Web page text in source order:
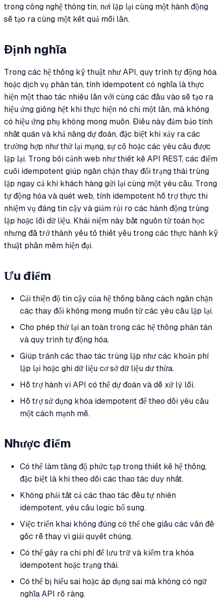
trong công nghệ thông tin, nơi lặp lại cùng một hành động
sẽ tạo ra cùng một kết quả mỗi lần.
Định nghĩa
Trong các hệ thống kỹ thuật như API, quy trình tự động hóa
hoặc dịch vụ phân tán, tính idempotent có nghĩa là thực
hiện một thao tác nhiều lần với cùng các đầu vào sẽ tạo ra
hiệu ứng giống hệt khi thực hiện nó chỉ một lần, mà không
có hiệu ứng phụ không mong muốn. Điều này đảm bảo tính
nhất quán và khả năng dự đoán, đặc biệt khi xảy ra các
trường hợp như thử lại mạng, sự cố hoặc các yêu cầu được
lặp lại. Trong bối cảnh web như thiết kế API REST, các điểm
cuối idempotent giúp ngăn chặn thay đổi trạng thái trùng
lặp ngay cả khi khách hàng gửi lại cùng một yêu cầu. Trong
tự động hóa và quét web, tính idempotent hỗ trợ thực thi
nhiệm vụ đáng tin cậy và giảm rủi ro các hành động trùng
lặp hoặc lỗi dữ liệu. Khái niệm này bắt nguồn từ toán học
nhưng đã trở thành yếu tố thiết yếu trong các thực hành kỹ
thuật phần mềm hiện đại.
Ưu điểm
Cải thiện độ tin cậy của hệ thống bằng cách ngăn chặn
các thay đổi không mong muốn từ các yêu cầu lặp lại.
Cho phép thử lại an toàn trong các hệ thống phân tán
và quy trình tự động hóa.
Giúp tránh các thao tác trùng lặp như các khoản phí
lặp lại hoặc ghi dữ liệu cơ sở dữ liệu dư thừa.
Hỗ trợ hành vi API có thể dự đoán và dễ xử lý lỗi.
Hỗ trợ sử dụng khóa idempotent để theo dõi yêu cầu
một cách mạnh mẽ.
Nhược điểm
Có thể làm tăng độ phức tạp trong thiết kế hệ thống,
đặc biệt là khi theo dõi các thao tác duy nhất.
Không phải tất cả các thao tác đều tự nhiên
idempotent, yêu cầu logic bổ sung.
Việc triển khai không đúng có thể che giấu các vấn đề
gốc rễ thay vì giải quyết chúng.
Có thể gây ra chi phí để lưu trữ và kiểm tra khóa
idempotent hoặc trạng thái.
Có thể bị hiểu sai hoặc áp dụng sai mà không có ngữ
nghĩa API rõ ràng.